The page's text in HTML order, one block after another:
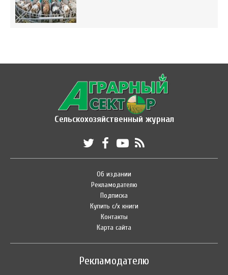
Сельскохозяйственный журнал
Об издании
Рекламодателю
Подписка
Купить с/х книги
Контакты
Карта сайта
Рекламодателю